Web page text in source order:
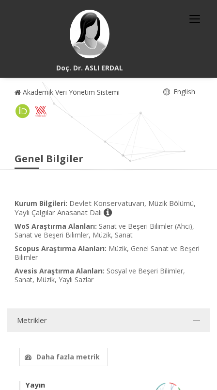
Doç. Dr. ASLI ERDAL
Akademik Veri Yönetim Sistemi English
Genel Bilgiler
Kurum Bilgileri: Devlet Konservatuvarı, Müzik Bölümü,
Yaylı Çalgılar Anasanat Dalı
WoS Araştırma Alanları: Sanat ve Beşeri Bilimler (Ahci),
Sanat ve Beşeri Bilimler, Müzik, Sanat
Scopus Araştırma Alanları: Müzik, Genel Sanat ve Beşeri
Bilimler
Avesis Araştırma Alanları: Sosyal ve Beşeri Bilimler,
Sanat, Müzik, Yaylı Sazlar
Metrikler
Daha fazla metrik
Yayın